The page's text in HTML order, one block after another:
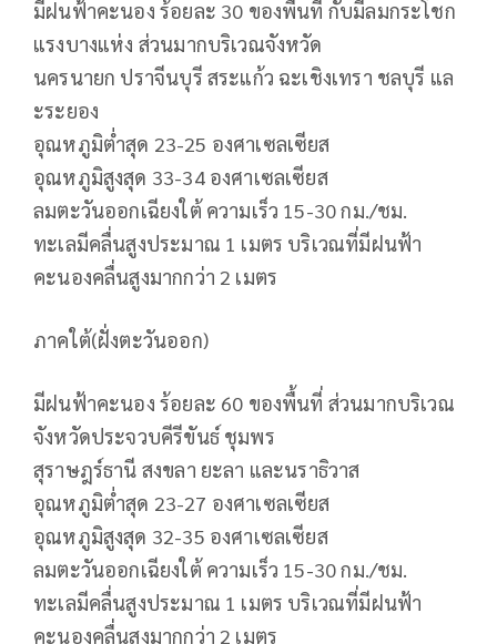
มีฝนฟ้าคะนอง ร้อยละ 30 ของพื้นที่ กับมีลมกระโชก
แรงบางแห่ง ส่วนมากบริเวณจังหวัด
นครนายก ปราจีนบุรี สระแก้ว ฉะเชิงเทรา ชลบุรี แล
ะระยอง
อุณหภูมิต่ำสุด 23-25 องศาเซลเซียส
อุณหภูมิสูงสุด 33-34 องศาเซลเซียส
ลมตะวันออกเฉียงใต้ ความเร็ว 15-30 กม./ชม.
ทะเลมีคลื่นสูงประมาณ 1 เมตร บริเวณที่มีฝนฟ้า
คะนองคลื่นสูงมากกว่า 2 เมตร
ภาคใต้(ฝั่งตะวันออก)
มีฝนฟ้าคะนอง ร้อยละ 60 ของพื้นที่ ส่วนมากบริเวณ
จังหวัดประจวบคีรีขันธ์ ชุมพร
สุราษฎร์ธานี สงขลา ยะลา และนราธิวาส
อุณหภูมิต่ำสุด 23-27 องศาเซลเซียส
อุณหภูมิสูงสุด 32-35 องศาเซลเซียส
ลมตะวันออกเฉียงใต้ ความเร็ว 15-30 กม./ชม.
ทะเลมีคลื่นสูงประมาณ 1 เมตร บริเวณที่มีฝนฟ้า
คะนองคลื่นสูงมากกว่า 2 เมตร